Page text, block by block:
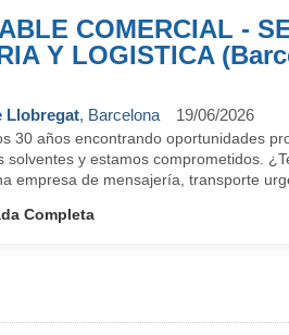
COMERCIAL -
Y LOGISTICA
Llobregat, Barcelona 19/06/2026
30 años encontrando oportunidades
solventes y estamos comprometidos.
empresa de mensajería, transporte
Completa